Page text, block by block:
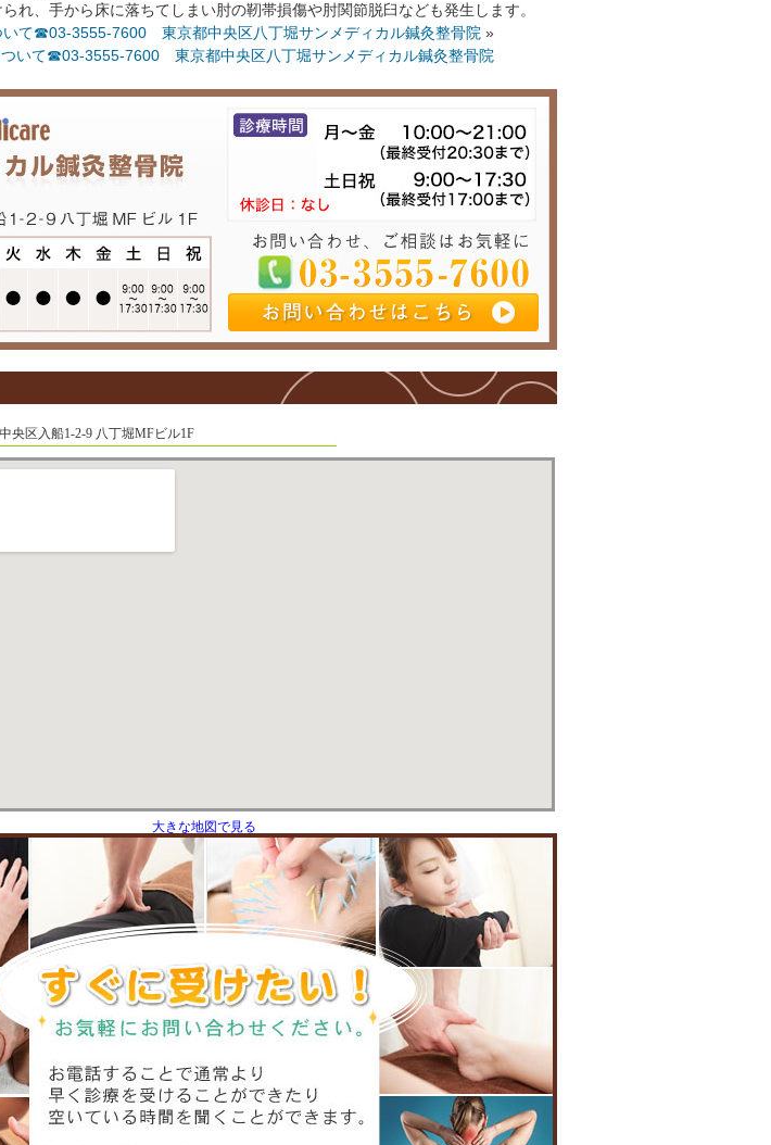
れ、手から床に落ちてしまい肘の靭帯損傷や肘関節脱臼なども発生します。
いて☎03-3555-7600 東京都中央区八丁堀サンメディカル鍼灸整骨院 »
ついて☎03-3555-7600 東京都中央区八丁堀サンメディカル鍼灸整骨院
央区入船1-2-9 八丁堀MFビル1F
大きな地図で見る